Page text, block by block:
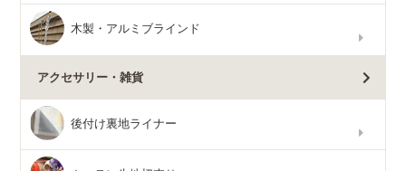
木製・アルミブラインド
アクセサリー・雑貨
後付け裏地ライナー